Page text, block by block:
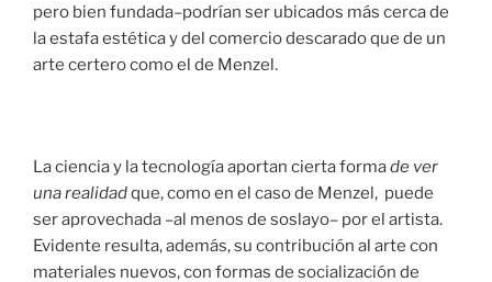
pero bien fundada–podrían ser ubicados más cerca de
la estafa estética y del comercio descarado que de un
arte certero como el de Menzel.
La ciencia y la tecnología aportan cierta formade ver
una realidadque, como en el caso de Menzel, puede
ser aprovechada –al menos de soslayo– por el artista.
Evidente resulta, además, su contribución al arte con
materiales nuevos, con formas de socialización de